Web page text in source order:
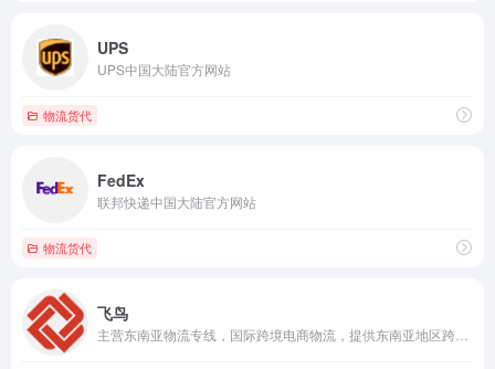
UPS
UPS中国大陆官方网站
物流货代
FedEx
联邦快递中国大陆官方网站
物流货代
飞鸟